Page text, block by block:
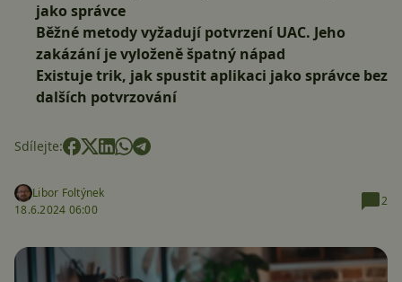
jako správce
Běžné metody vyžadují potvrzení UAC. Jeho
zakázání je vyloženě špatný nápad
Existuje trik, jak spustit aplikaci jako správce bez
dalších potvrzování
Sdílejte:
Libor Foltýnek
18.6.2024 06:00
2